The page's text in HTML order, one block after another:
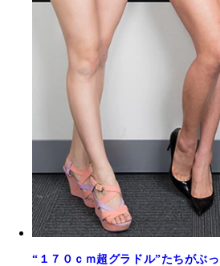
“１７０ｃｍ超グラドル”たちがぶ